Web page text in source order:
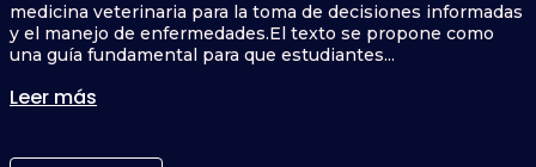
medicina veterinaria para la toma de decisiones informadas
y el manejo de enfermedades.El texto se propone como
una guía fundamental para que estudiantes...
Leer más